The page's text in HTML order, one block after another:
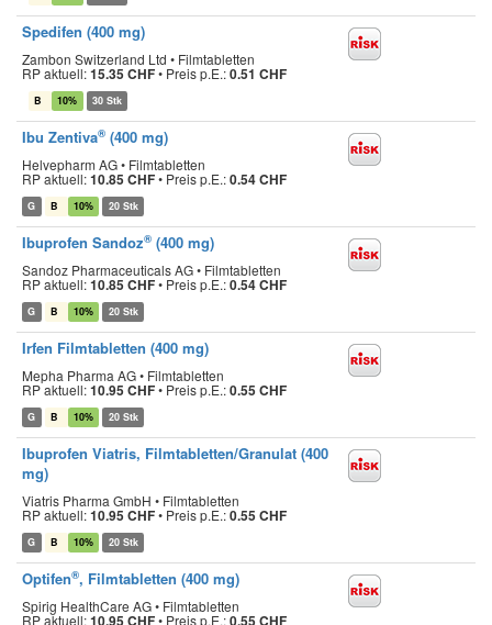
Spedifen (400 mg)
Zambon Switzerland Ltd • Filmtabletten
RP aktuell:15.35 CHF• Preis p.E.:0.51 CHF
B 10% 30 Stk
Ibu Zentiva® (400 mg)
Helvepharm AG • Filmtabletten
RP aktuell:10.85 CHF• Preis p.E.:0.54 CHF
G B 10% 20 Stk
Ibuprofen Sandoz® (400 mg)
Sandoz Pharmaceuticals AG • Filmtabletten
RP aktuell:10.85 CHF• Preis p.E.:0.54 CHF
G B 10% 20 Stk
Irfen Filmtabletten (400 mg)
Mepha Pharma AG • Filmtabletten
RP aktuell:10.95 CHF• Preis p.E.:0.55 CHF
G B 10% 20 Stk
Ibuprofen Viatris, Filmtabletten/Granulat (400
mg)
Viatris Pharma GmbH • Filmtabletten
RP aktuell:10.95 CHF• Preis p.E.:0.55 CHF
G B 10% 20 Stk
Optifen®, Filmtabletten (400 mg)
Spirig HealthCare AG • Filmtabletten
RP aktuell:10.95 CHF• Preis p.E.:0.55 CHF